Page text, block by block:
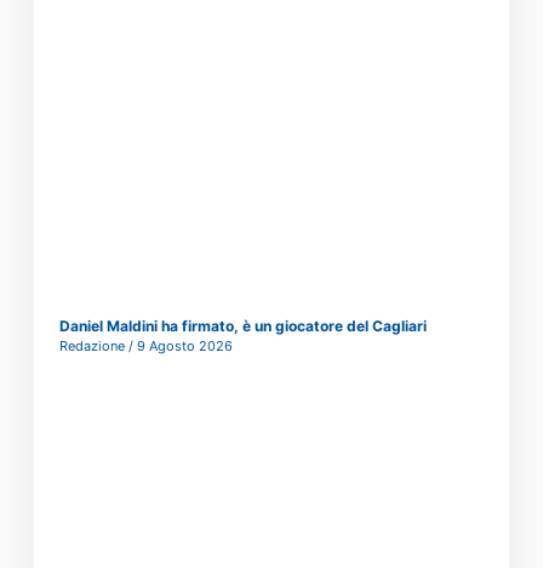
Daniel Maldini ha firmato, è un giocatore del Cagliari
Redazione 9 Agosto 2026